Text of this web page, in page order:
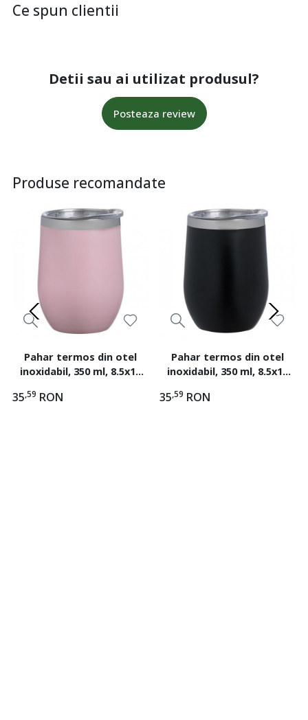
Ce spun clientii
Detii sau ai utilizat produsul?
Posteaza review
Produse recomandate
Pahar termos din otel
inoxidabil, 350 ml, 8.5x12
35,59 RON
Pahar termos din otel
inoxidabil, 350 ml, 8.5x12
35,59 RON